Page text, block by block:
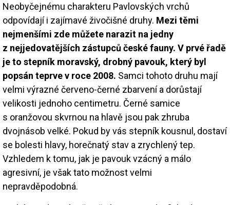
Neobyčejnému charakteru Pavlovských vrchů
odpovídají i zajímavé živočišné druhy. Mezi těmi
nejmenšími zde můžete narazit na jedny
z nejjedovatějších zástupců české fauny. V prvé řadě
je to stepník moravský, drobný pavouk, který byl
popsán teprve v roce 2008. Samci tohoto druhu mají
velmi výrazné červeno-černé zbarvení a dorůstají
velikosti jednoho centimetru. Černé samice
s oranžovou skvrnou na hlavě jsou pak zhruba
dvojnásob velké. Pokud by vás stepník kousnul, dostaví
se bolesti hlavy, horečnatý stav a zrychlený tep.
Vzhledem k tomu, jak je pavouk vzácný a málo
agresivní, je však tato možnost velmi
nepravděpodobná.